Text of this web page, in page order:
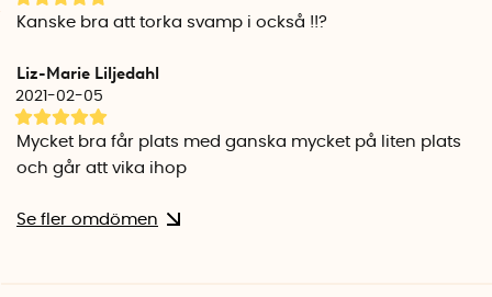
Kanske bra att torka svamp i också !!?
Liz-Marie Liljedahl
2021-02-05
Mycket bra får plats med ganska mycket på liten plats
och går att vika ihop
Se fler omdömen